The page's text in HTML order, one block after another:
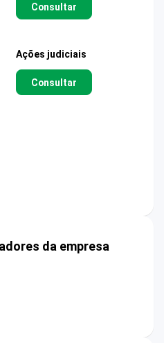
Consultar
Ações judiciais
Consultar
da empresa